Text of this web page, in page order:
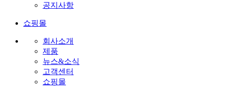
공지사항
쇼핑몰
회사소개
제품
뉴스&소식
고객센터
쇼핑몰